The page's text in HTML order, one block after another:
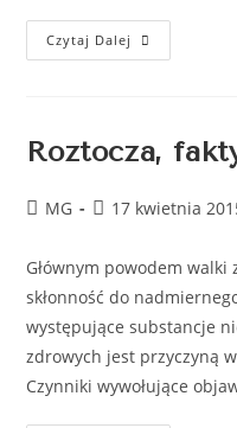
Czytaj Dalej
Roztocza,
MG 17 kwietnia
Głównym powodem
skłonność do
występujące substancje
zdrowych jest przyczyną
Czynniki wywołujące